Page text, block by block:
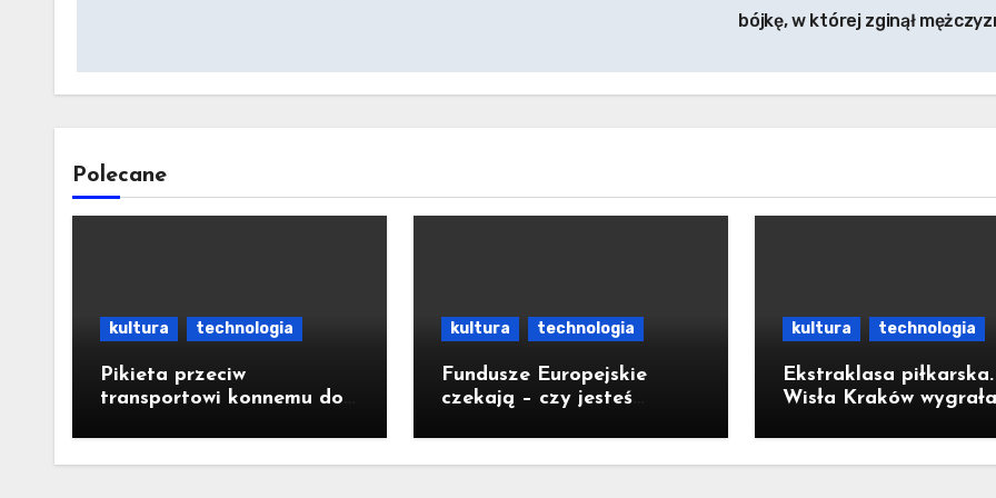
bójkę, w której zginął
Polecane
kultura technologia
Pikieta przeciw
transportowi konnemu do
zarzucają aktywistom
manipulacje
kultura technologia
Fundusze Europejskie
czekają – czy jesteś
kultura technologia
Ekstraklasa piłkarska.
Wisła Kraków